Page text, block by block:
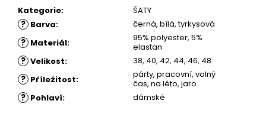
Kategorie: ŠATY
? Barva: černá, bílá, tyrkysová
? Materiál:
95% polyester, 5%
elastan
? Velikost: 38, 40, 42, 44, 46, 48
? Příležitost:
párty, pracovní, volný
čas, na léto, jaro
? Pohlaví: dámské
DOLORES
LETNÍ
ŠATY
880
Kč